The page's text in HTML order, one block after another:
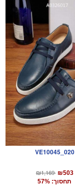
VE10045_020
₪1,169 ₪503
תחסוך: 57%